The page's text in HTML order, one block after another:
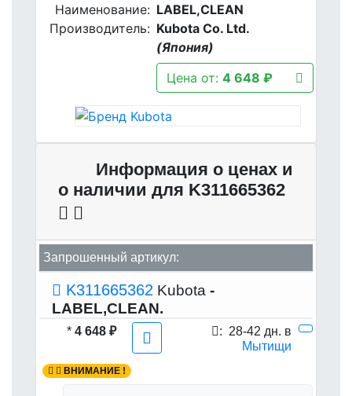
Наименование: LABEL,CLEAN
Производитель: Kubota Co. Ltd.
(Япония)
Цена от: 4 648 ₽
Информация о ценах и
о наличии для K311665362
Запрошенный артикул:
K311665362 Kubota -
LABEL,CLEAN.
* 4 648 ₽ : 28-42 дн. в
Мытищи
ВНИМАНИЕ !